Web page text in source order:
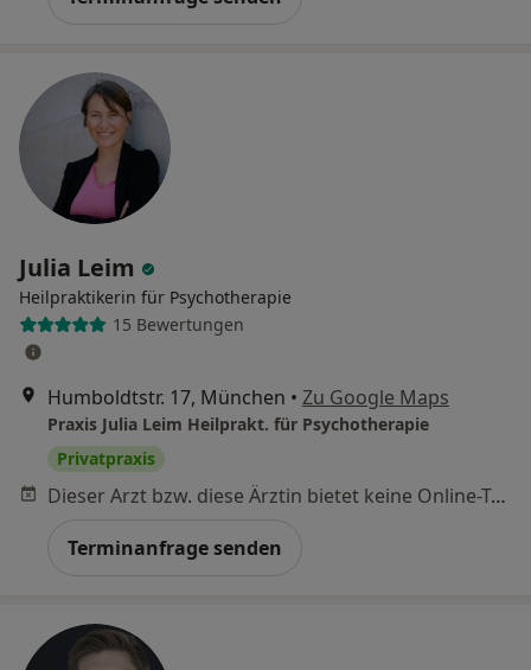
Julia Leim
Heilpraktikerin für Psychotherapie
15 Bewertungen
Humboldtstr. 17, München • Zu Google Maps
Praxis Julia Leim Heilprakt. für Psychotherapie
Privatpraxis
Dieser Arzt bzw. diese Ärztin bietet keine Online-Terminbuchung an diesem Standort an.
Terminanfrage senden